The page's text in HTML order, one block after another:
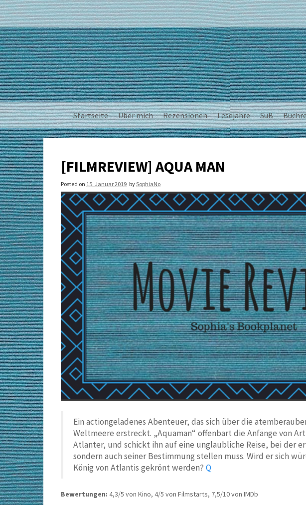
Skip
to
content
Startseite Über mich Rezensionen Lesejahre SuB
[FILMREVIEW] AQUA MAN
Posted on 15. Januar 2019 bySophiaNo
Ein actiongeladenes Abenteuer, das sich über die
Weltmeere erstreckt. „Aquaman“ offenbart die Anfänge von
Atlanter, und schickt ihn auf eine unglaubliche Reise, bei der
sondern auch seiner Bestimmung stellen muss. Wird er sich
König von Atlantis gekrönt werden? Q
Bewertungen: 4,3/5 von Kino, 4/5 von Filmstarts, 7,5/10 von IMDb